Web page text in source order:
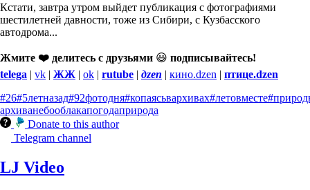
Кстати, завтра утром выйдет публикация с фотографиями
шестилетней давности, тоже из Сибири, с Кузбасского
автодрома...
Жмите ❤️ делитесь с друзьями 😃 подписывайтесь!
telega | vk | ЖЖ | ok | rutube | дzen | кино.dzen | птице.dzen
#26#5летназад#92фотодня#копаясьвархивах#летовместе
архиванебооблакапогодаприрода
Donate to this author
Telegram channel
LJ Video